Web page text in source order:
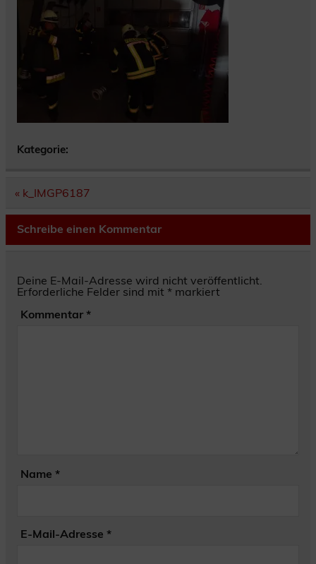
Kategorie:
Beitragsnavigation
« k_IMGP6187
Schreibe einen Kommentar
Deine E-Mail-Adresse wird nicht veröffentlicht.
Erforderliche Felder sind mit * markiert
Kommentar *
Name *
E-Mail-Adresse *